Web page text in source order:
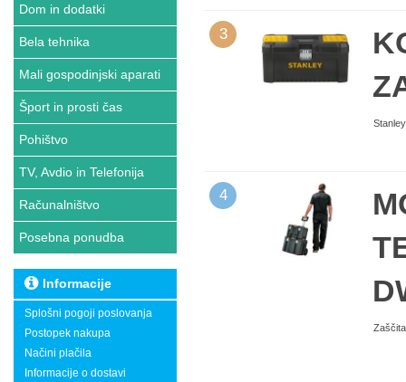
Dom in dodatki
Bela tehnika
Mali gospodinjski aparati
Šport in prosti čas
Pohištvo
TV, Avdio in Telefonija
Računalništvo
Posebna ponudba
Informacije
Splošni pogoji poslovanja
Postopek nakupa
Načini plačila
Informacije o dostavi
3
4